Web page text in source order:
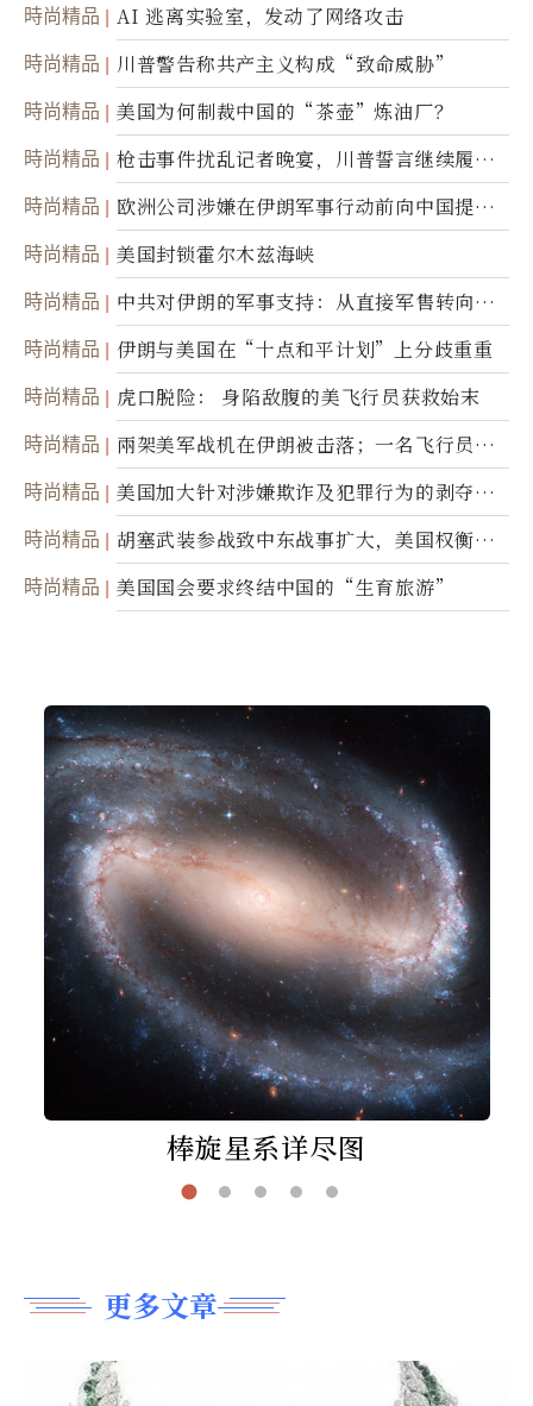
時尚精品 AI 逃离实验室，发动了网络攻击
時尚精品 川普警告称共产主义构成“致命威胁”
時尚精品 美国为何制裁中国的“茶壶”炼油厂？
時尚精品
枪击事件扰乱记者晚宴，川普誓言继续履行
职责
時尚精品
欧洲公司涉嫌在伊朗军事行动前向中国提供
美军基地的卫星图像
時尚精品 美国封锁霍尔木兹海峡
時尚精品
中共对伊朗的军事支持：从直接军售转向间
接技术转让
時尚精品 伊朗与美国在“十点和平计划”上分歧重重
時尚精品 虎口脱险： 身陷敌腹的美飞行员获救始末
時尚精品
兩架美军战机在伊朗被击落；一名飞行员失
踪
時尚精品
美国加大针对涉嫌欺诈及犯罪行为的剥夺公
民权力度
時尚精品
胡塞武装参战致中东战事扩大，美国权衡地
面入侵的可能性
時尚精品 美国国会要求终结中国的“生育旅游”
棒旋星系详尽图
更多文章